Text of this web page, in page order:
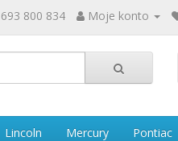
693 800 834 Moje konto
Lincoln Mercury Pontiac